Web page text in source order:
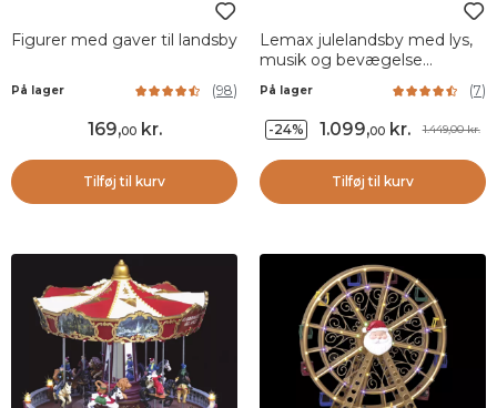
Figurer med gaver til landsby
På lager (98)
169,00kr.
Tilføj til kurv
Lemax julelandsby med lys,
musik og bevægelse
Spinning Snowflake
På lager (7)
-24% 1.099,00kr. 1.449,00 kr.
Tilføj til kurv